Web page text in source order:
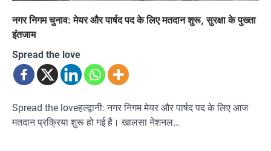
नगर निगम चुनाव: मेयर और पार्षद पद के लिए मतदान शुरू, सुरक्षा के पुख्ता
इंतजाम
Spread the love
Spread the loveहल्द्वानी: नगर निगम मेयर और पार्षद पद के लिए आज
मतदान प्रक्रिया शुरू हो गई है। खालसा नेशनल…